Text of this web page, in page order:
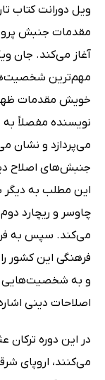
ویل دورانت کتاب
مقدمات جنبش
آغاز می‌کند. جان
مهم‌ترین
خویش مقدمات
نویسنده مفصلاً به
می‌پردازد و نشان
جنبش‌های اصلاح
این مطلب به دیگر
چاوسر و ریچارد دوم
می‌کند. سپس به
فرهنگی این کشور
و به شخصیت‌هایی
اصلاحات دینی
در این دوره ترکان
می‌کنند، اروپای